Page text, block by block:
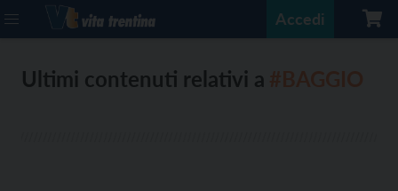
Accedi
Ultimi contenuti relativi a